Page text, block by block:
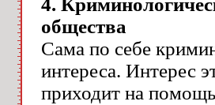
4.
общества
Сама по себе
интереса. Интерес
приходит на